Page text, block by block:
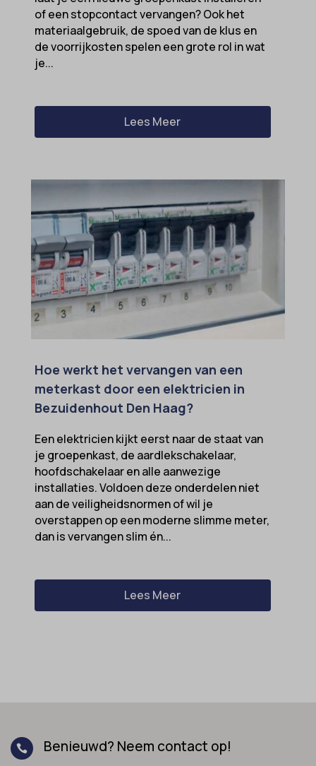
of een stopcontact vervangen? Ook het
materiaalgebruik, de spoed van de klus en
de voorrijkosten spelen een grote rol in wat
je...
Lees Meer
Hoe werkt het vervangen van een
meterkast door een elektricien in
Bezuidenhout Den Haag?
Een elektricien kijkt eerst naar de staat van
je groepenkast, de aardlekschakelaar,
hoofdschakelaar en alle aanwezige
installaties. Voldoen deze onderdelen niet
aan de veiligheidsnormen of wil je
overstappen op een moderne slimme meter,
dan is vervangen slim én...
Lees Meer
 Benieuwd? Neem contact op!